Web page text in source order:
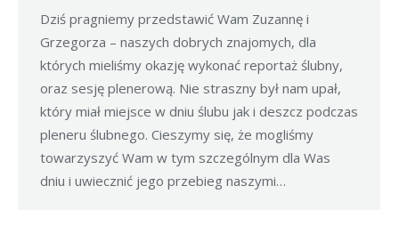
Dziś pragniemy przedstawić Wam Zuzannę i
Grzegorza – naszych dobrych znajomych, dla
których mieliśmy okazję wykonać reportaż ślubny,
oraz sesję plenerową. Nie straszny był nam upał,
który miał miejsce w dniu ślubu jak i deszcz podczas
pleneru ślubnego. Cieszymy się, że mogliśmy
towarzyszyć Wam w tym szczególnym dla Was
dniu i uwiecznić jego przebieg naszymi…